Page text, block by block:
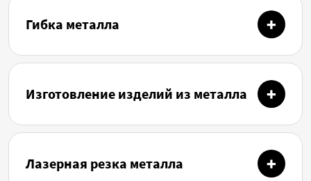
Гибка металла
Изготовление изделий из металла
Лазерная резка металла